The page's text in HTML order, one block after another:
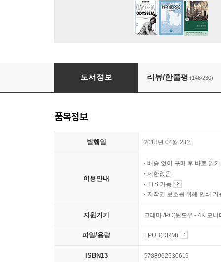
침묵의 봄
도서정보 리뷰/한줄평 (146/230)
품목정보
발행일 2018년 04월 28일
이용안내
배송 없이 구매 후 바로 읽기
제한없음
TTS 가능
저작권 보호를 위해 인쇄 기
지원기기 크레마 /PC(윈도우 - 4K 모
파일/용량 EPUB(DRM)
ISBN13 9788962630619